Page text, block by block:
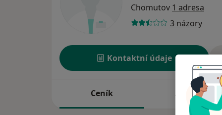
Chomutov 1 adresa
3 názory
Kontaktní údaje
Ceník Adresy